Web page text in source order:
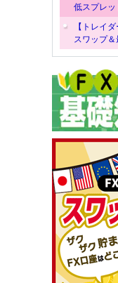
低スプレ
【トレイ
スワップ＆